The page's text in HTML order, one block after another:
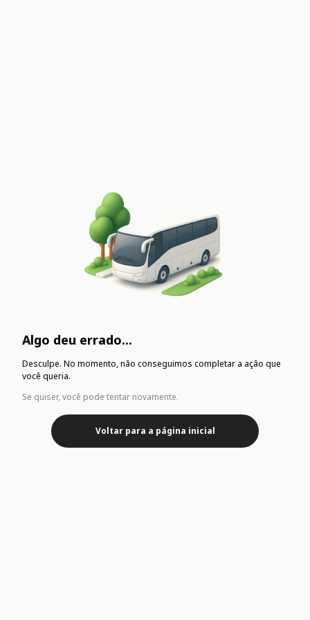
Algo deu errado...
Desculpe. No momento, não conseguimos completar a ação que
você queria.
Se quiser, você pode tentar novamente.
Voltar para a página inicial